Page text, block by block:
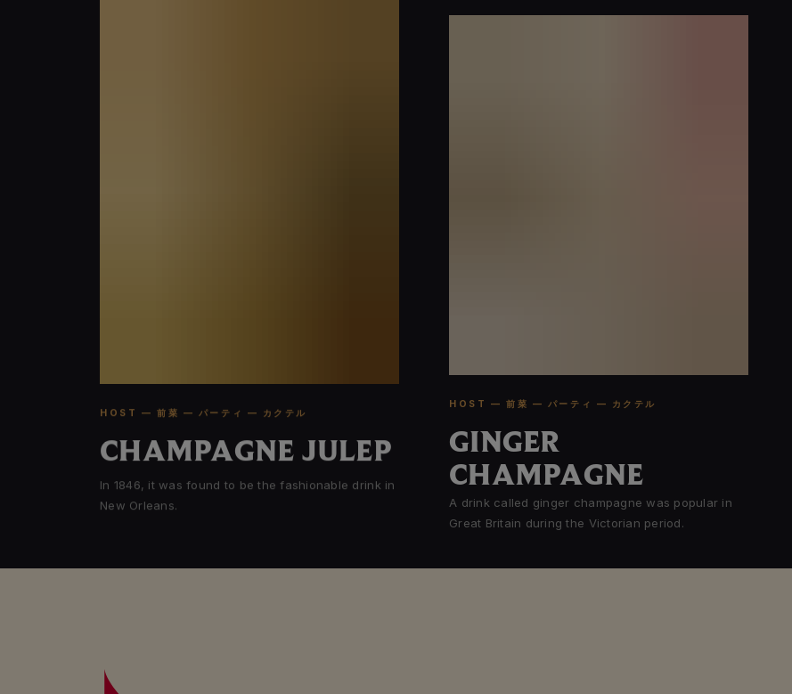
HOST — 前菜 — パーティ — カクテル
CHAMPAGNE JULEP
In 1846, it was found to be the fashionable drink in
New Orleans.
HOST — 前菜 — パーティ — カクテル
GINGER
CHAMPAGNE
A drink called ginger champagne was popular in
Great Britain during the Victorian period.